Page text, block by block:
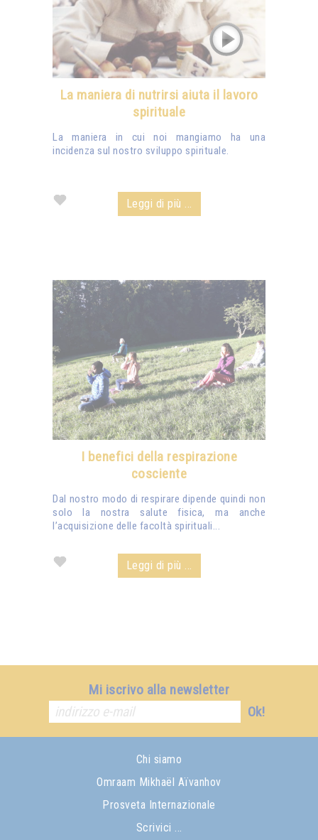
La maniera di nutrirsi aiuta il lavoro
spirituale
La maniera in cui noi mangiamo ha una
incidenza sul nostro sviluppo spirituale.
Leggi di più ...
I benefici della respirazione
cosciente
Dal nostro modo di respirare dipende quindi non
solo la nostra salute fisica, ma anche
l’acquisizione delle facoltà spirituali...
Leggi di più ...
Mi iscrivo alla newsletter
Ok!
Chi siamo
Omraam Mikhaël Aïvanhov
Prosveta Internazionale
Scrivici ...